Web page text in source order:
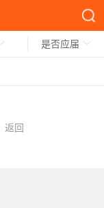
是否应届
返回